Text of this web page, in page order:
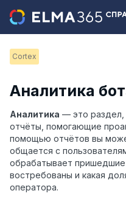
Cortex
Аналитика
Аналитика — это
отчёты, помогающие
помощью отчётов вы
общается с
обрабатывает
востребованы и какая
оператора.